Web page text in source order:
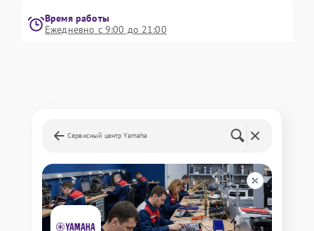
Время работы
Ежедневно с 9:00 до 21:00
Сервисный центр Yamaha